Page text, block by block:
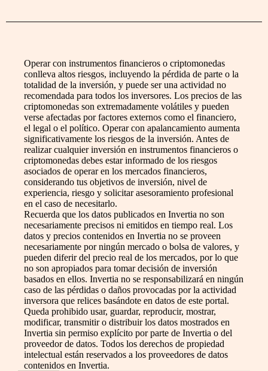
Operar con instrumentos financieros o criptomonedas
conlleva altos riesgos, incluyendo la pérdida de parte o la
totalidad de la inversión, y puede ser una actividad no
recomendada para todos los inversores. Los precios de las
criptomonedas son extremadamente volátiles y pueden
verse afectadas por factores externos como el financiero,
el legal o el político. Operar con apalancamiento aumenta
significativamente los riesgos de la inversión. Antes de
realizar cualquier inversión en instrumentos financieros o
criptomonedas debes estar informado de los riesgos
asociados de operar en los mercados financieros,
considerando tus objetivos de inversión, nivel de
experiencia, riesgo y solicitar asesoramiento profesional
en el caso de necesitarlo.
Recuerda que los datos publicados en Invertia no son
necesariamente precisos ni emitidos en tiempo real. Los
datos y precios contenidos en Invertia no se proveen
necesariamente por ningún mercado o bolsa de valores, y
pueden diferir del precio real de los mercados, por lo que
no son apropiados para tomar decisión de inversión
basados en ellos. Invertia no se responsabilizará en ningún
caso de las pérdidas o daños provocadas por la actividad
inversora que relices basándote en datos de este portal.
Queda prohibido usar, guardar, reproducir, mostrar,
modificar, transmitir o distribuir los datos mostrados en
Invertia sin permiso explícito por parte de Invertia o del
proveedor de datos. Todos los derechos de propiedad
intelectual están reservados a los proveedores de datos
contenidos en Invertia.